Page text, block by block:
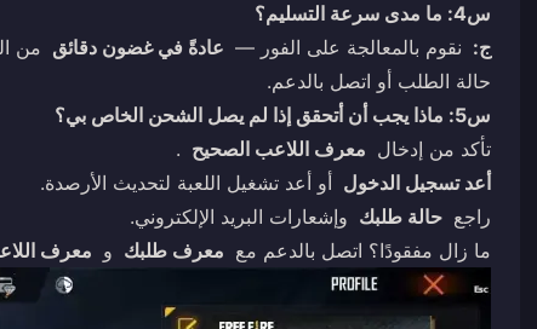
س4: ما مدى سرعة التسليم؟
ج: نقوم بالمعالجة على الفور — عادةً في غضون دقائق من
حالة الطلب أو اتصل بالدعم.
س5: ماذا يجب أن أتحقق إذا لم يصل الشحن الخاص بي؟
تأكد من إدخال معرف اللاعب الصحيح .
أعد تسجيل الدخول أو أعد تشغيل اللعبة لتحديث الأرصدة.
راجع حالة طلبك وإشعارات البريد الإلكتروني.
ما زال مفقودًا؟ اتصل بالدعم مع معرف طلبك و معرف